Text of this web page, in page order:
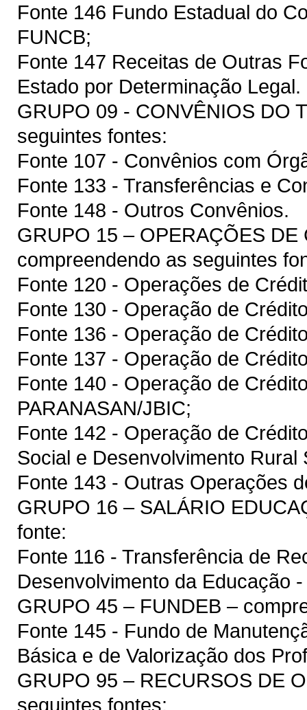
Fonte 146 Fundo Estadual do
FUNCB;
Fonte 147 Receitas de Outras
Estado por Determinação Legal.
GRUPO 09 - CONVÊNIOS DO
seguintes fontes:
Fonte 107 - Convênios com
Fonte 133 - Transferências e
Fonte 148 - Outros Convênios.
GRUPO 15 – OPERAÇÕES
compreendendo as seguintes
Fonte 120 - Operações de
Fonte 130 - Operação de
Fonte 136 - Operação de
Fonte 137 - Operação de
Fonte 140 - Operação de
PARANASAN/JBIC;
Fonte 142 - Operação de
Social e Desenvolvimento
Fonte 143 - Outras Operações
GRUPO 16 – SALÁRIO
fonte:
Fonte 116 - Transferência de
Desenvolvimento da Educação
GRUPO 45 – FUNDEB –
Fonte 145 - Fundo de
Básica e de Valorização dos
GRUPO 95 – RECURSOS DE
seguintes fontes: